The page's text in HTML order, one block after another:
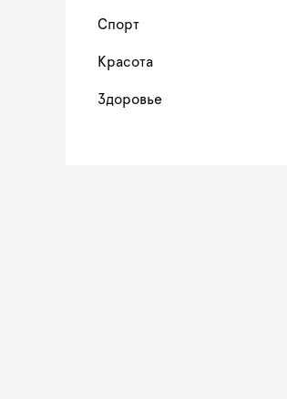
Спорт
Красота
Здоровье